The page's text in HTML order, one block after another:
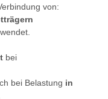
von:
bei
bei Belastung in